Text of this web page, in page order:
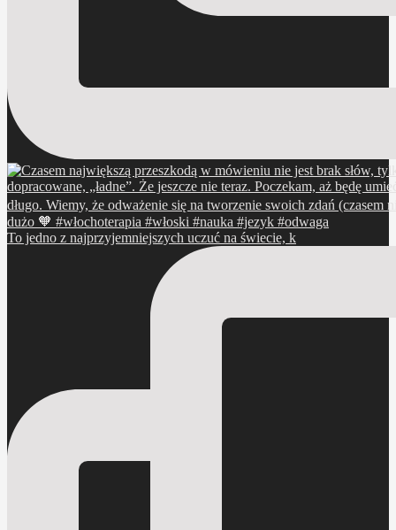
To jedno z najprzyjemniejszych uczuć na świecie, k